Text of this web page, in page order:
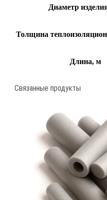
Диаметр
Толщина
Длина, м
Связанные продукты